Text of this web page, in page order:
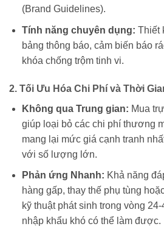
(Brand Guidelines).
Tính năng chuyên dụng: Thiết
bảng thông báo, cảm biến báo
khóa chống trộm tinh vi.
2. Tối Ưu Hóa Chi Phí và Thời
Không qua Trung gian: Mua
giúp loại bỏ các chi phí thương
mang lại mức giá cạnh tranh
với số lượng lớn.
Phản ứng Nhanh: Khả năng
hàng gấp, thay thế phụ tùng
kỹ thuật phát sinh trong vòng
nhập khẩu khó có thể làm được.